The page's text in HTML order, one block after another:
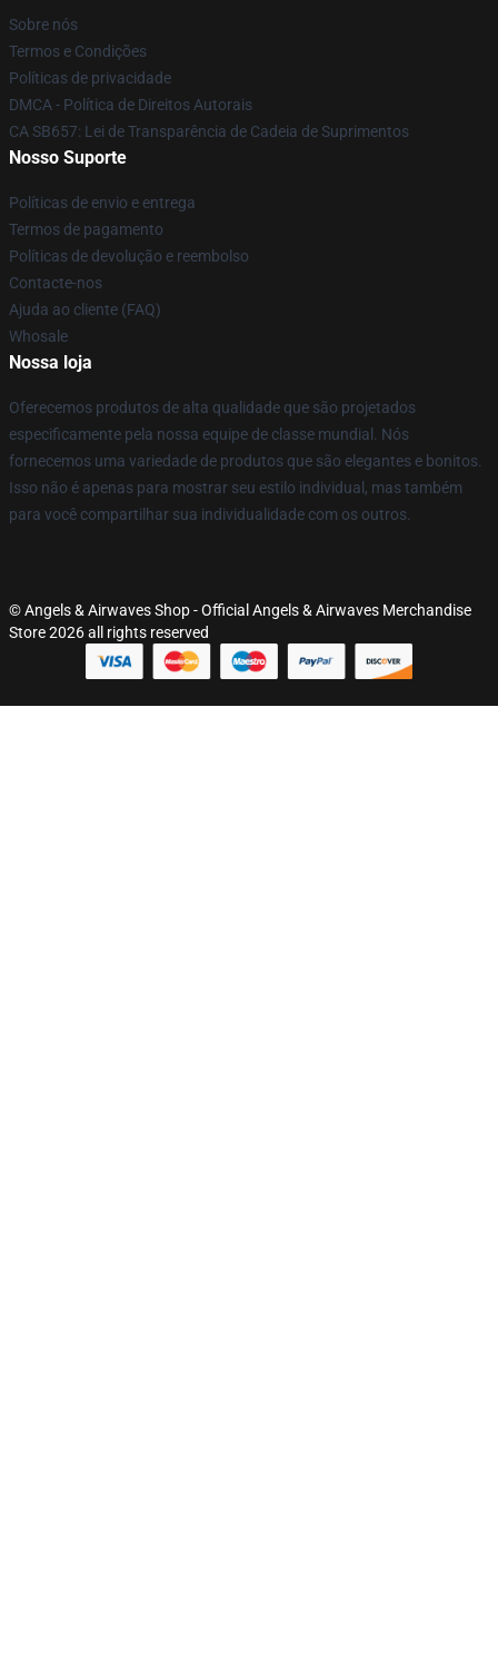
Sobre nós
Termos e Condições
Políticas de privacidade
DMCA - Política de Direitos Autorais
CA SB657: Lei de Transparência de Cadeia de Suprimentos
Nosso Suporte
Políticas de envio e entrega
Termos de pagamento
Políticas de devolução e reembolso
Contacte-nos
Ajuda ao cliente (FAQ)
Whosale
Nossa loja
Oferecemos produtos de alta qualidade que são projetados
especificamente pela nossa equipe de classe mundial. Nós
fornecemos uma variedade de produtos que são elegantes e bonitos.
Isso não é apenas para mostrar seu estilo individual, mas também
para você compartilhar sua individualidade com os outros.
© Angels & Airwaves Shop - Official Angels & Airwaves Merchandise
Store 2026 all rights reserved